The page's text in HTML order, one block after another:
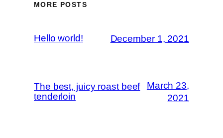
MORE POSTS
Hello world! December 1, 2021
The best, juicy roast beef
tenderloin
March 23,
2021